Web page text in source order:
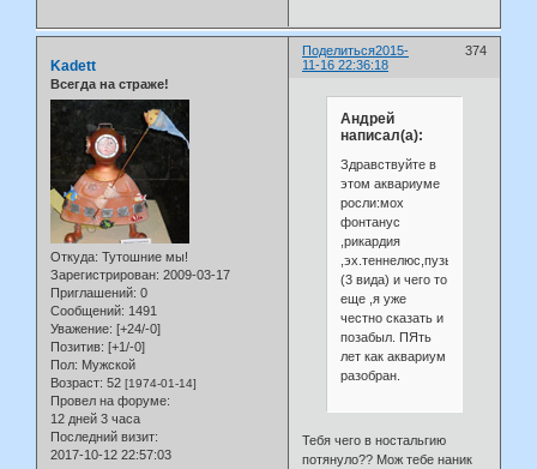
Поделиться 374
2015-
11-16 22:36:18
Kadett
Всегда на страже!
Откуда: Тутошние мы!
Зарегистрирован: 2009-03-17
Приглашений: 0
Сообщений: 1491
Уважение: [+24/-0]
Позитив: [+1/-0]
Пол: Мужской
Возраст: 52 [1974-01-14]
Провел на форуме:
12 дней 3 часа
Последний визит:
2017-10-12 22:57:03
Андрей
написал(а):
Здравствуйте в
этом аквариуме
росли:мох
фонтанус
,рикардия
,эх.теннелюс,пузычатка,бликса
(3 вида) и чего то
еще ,я уже
честно сказать и
позабыл. ПЯть
лет как аквариум
разобран.
Тебя чего в ностальгию
потянуло?? Мож тебе наник